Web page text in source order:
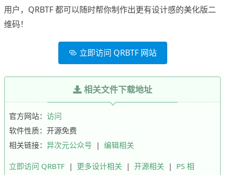
用户，QRBTF 都可以随时帮你制作出更有设计感的美化版二
维码！
立即访问 QRBTF 网站
相关文件下载地址
官方网站： 访问
软件性质：开源免费
相关链接： 异次元公众号 | 编辑相关
立即访问 QRBTF | 更多设计相关 | 开源相关 | PS 相